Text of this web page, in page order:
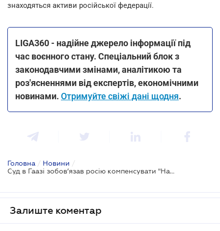
знаходяться активи російської федерації.
LIGA360 - надійне джерело інформації під
час воєнного стану. Спеціальний блок з
законодавчими змінами, аналітикою та
роз'ясненнями від експертів, економічними
новинами. Отримуйте свіжі дані щодня.
Головна / Новини /
Суд в Гаазі зобов’язав росію компенсувати "Нафтогазу" 5 млрд доларів за збитки в Криму
Залиште коментар